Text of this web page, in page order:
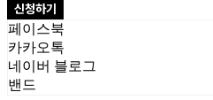
신청하기
페이스북
카카오톡
네이버 블로그
밴드